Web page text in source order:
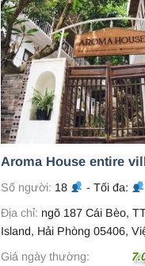
Aroma House entire
Số người: 18
- Tối đa:
Địa chỉ: ngõ 187 Cái Bèo,
Island, Hải Phòng 05406,
Giá ngày thường: